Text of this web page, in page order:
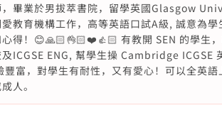
畢業於男拔萃書院，留學英國Glasgow
教育機構工作，高等英語口試A級, 誠意為
得！😊🙏🏻👌🏻❤️👍🏻 有教開 SEN 的學生
ICGSE ENG, 幫學生操 Cambridge ICGSE
富，對學生有耐性，又有愛心！可以全英
人。